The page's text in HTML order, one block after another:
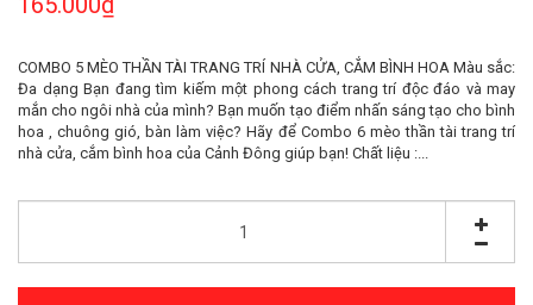
COMBO 5 MÈO THẦN TÀI TRANG TRÍ NHÀ CỬA, CẮM BÌNH HOA Màu sắc:
Đa dạng Bạn đang tìm kiếm một phong cách trang trí độc đáo và may
mắn cho ngôi nhà của mình? Bạn muốn tạo điểm nhấn sáng tạo cho bình
hoa , chuông gió, bàn làm việc? Hãy để Combo 6 mèo thần tài trang trí
nhà cửa, cắm bình hoa của Cảnh Đông giúp bạn! Chất liệu :...